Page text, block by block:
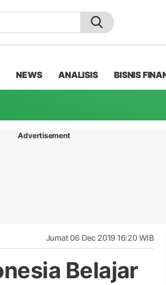
NEWS ANALISIS BISNIS
Advertisement
Jumat 06 Dec 2019 16:20 WIB
Belajar